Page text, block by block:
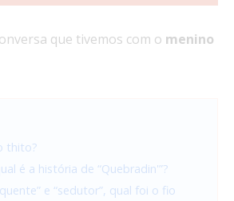
que tivemos com o menino
thito?
é a história de “Quebradin'”?
e “sedutor”, qual foi o fio